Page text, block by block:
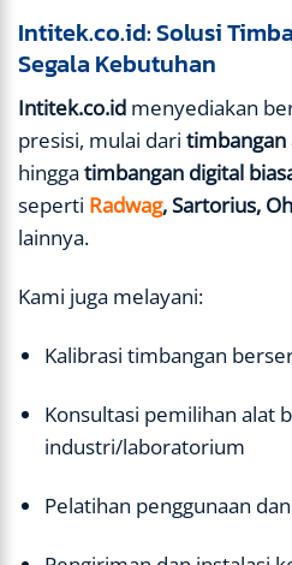
Intitek.co.id: Solusi
Segala Kebutuhan
Intitek.co.id menyediakan
presisi, mulai dari timbangan
hingga timbangan digital
seperti Radwag, Sartorius,
lainnya.
Kami juga melayani:
Kalibrasi timbangan
Konsultasi pemilihan alat
industri/laboratorium
Pelatihan penggunaan